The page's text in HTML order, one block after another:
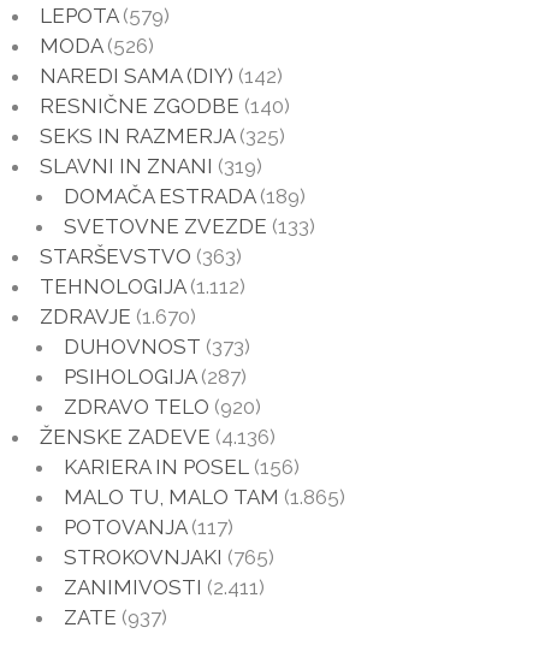
LEPOTA(579)
MODA(526)
NAREDI SAMA (DIY) (142)
RESNIČNE ZGODBE (140)
SEKS IN RAZMERJA(325)
SLAVNI IN ZNANI (319)
DOMAČA ESTRADA(189)
SVETOVNE ZVEZDE (133)
STARŠEVSTVO (363)
TEHNOLOGIJA(1.112)
ZDRAVJE (1.670)
DUHOVNOST (373)
PSIHOLOGIJA(287)
ZDRAVO TELO (920)
ŽENSKE ZADEVE (4.136)
KARIERA IN POSEL (156)
MALO TU, MALO TAM (1.865)
POTOVANJA(117)
STROKOVNJAKI (765)
ZANIMIVOSTI (2.411)
ZATE (937)